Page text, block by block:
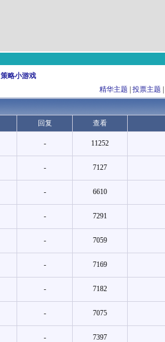
策略小游戏
精华主题
投票主题
回复 查看
- 11252
- 7127
- 6610
- 7291
- 7059
- 7169
- 7182
- 7075
- 7397